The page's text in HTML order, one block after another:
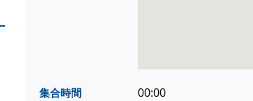
集合時間 00:00